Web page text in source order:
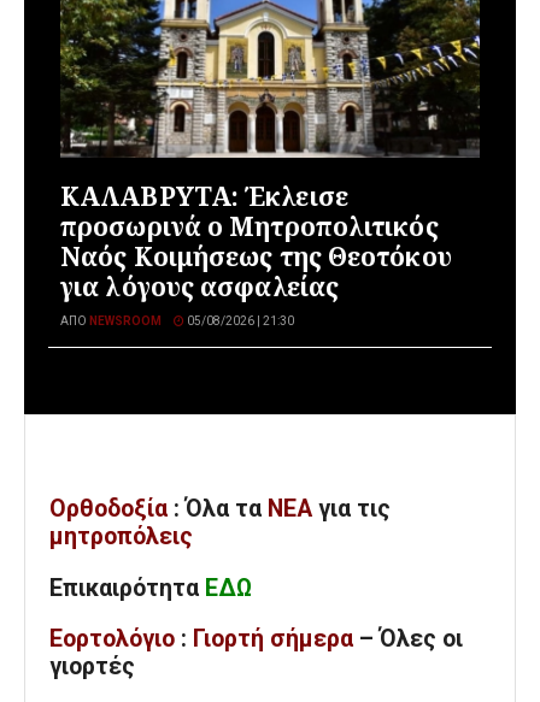
ΚΑΛΑΒΡΥΤΑ: Έκλεισε
προσωρινά ο Μητροπολιτικός
Ναός Κοιμήσεως της Θεοτόκου
για λόγους ασφαλείας
ΑΠΌ NEWSROOM 05/08/2026 | 21:30
Ορθοδοξία : Όλα τα ΝΕΑ για τις
μητροπόλεις
Επικαιρότητα ΕΔΩ
Εορτολόγιο : Γιορτή σήμερα – Όλες οι
γιορτές